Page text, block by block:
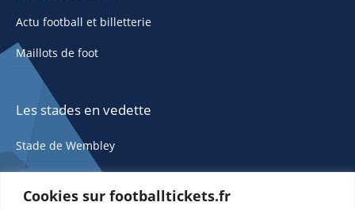
Cookies sur footballtickets.fr
Actu football et billetterie
Maillots de foot
Les stades en vedette
Stade de Wembley